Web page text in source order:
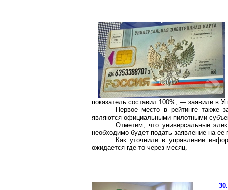
показатель составил 100%, — заявили в
Первое место в рейтинге также
являются официальными пилотными
Отметим, что универсальные
необходимо будет подать заявление на
Как уточнили в управлении
ожидается где-то через месяц.